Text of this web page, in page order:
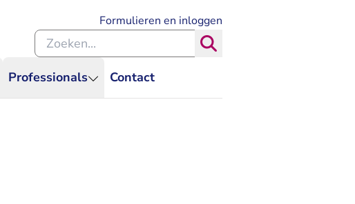
Professionals Contact
Formulieren en inloggen
Zoeken binnen de Rechtspraak